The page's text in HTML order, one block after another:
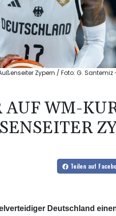
Zypern / Foto: G.
AUF WM-
Teilen auf
Deutschland